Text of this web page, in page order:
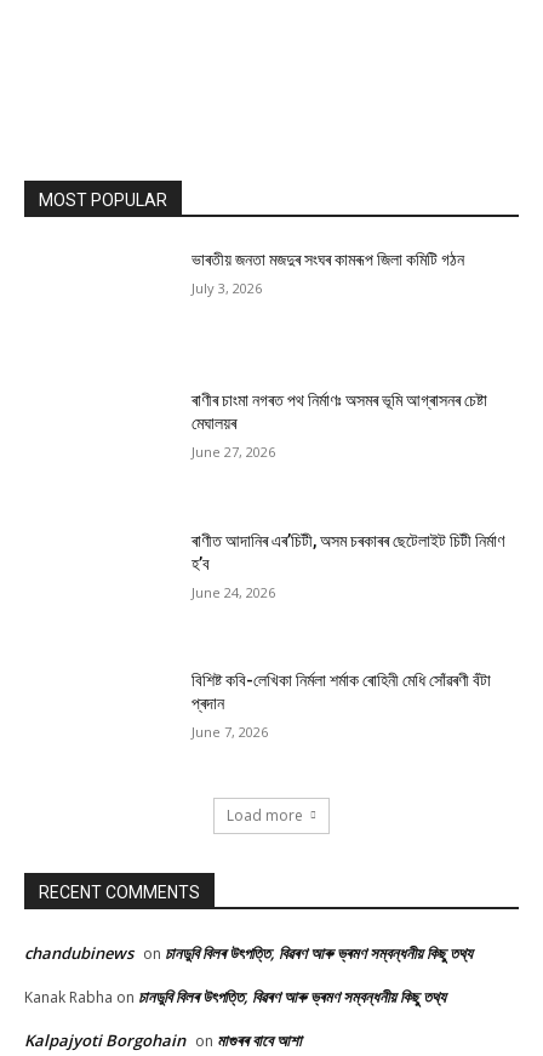
MOST POPULAR
ভাৰতীয় জনতা মজদুৰ সংঘৰ কামৰূপ জিলা কমিটি গঠন
July 3, 2026
ৰাণীৰ চাংমা নগৰত পথ নিৰ্মাণঃ অসমৰ ভূমি আগ্ৰাসনৰ চেষ্টা
মেঘালয়ৰ
June 27, 2026
ৰাণীত আদানিৰ এৰ’চিটী, অসম চৰকাৰৰ ছেটেলাইট চিটী নিৰ্মাণ
হ’ব
June 24, 2026
বিশিষ্ট কবি-লেখিকা নিৰ্মলা শৰ্মাক ৰোহিনী মেধি সোঁৱৰণী বঁটা
প্ৰদান
June 7, 2026
Load more
RECENT COMMENTS
chandubinews on চানডুবি বিলৰ উৎপত্তি, বিৱৰণ আৰু ভ্ৰমণ সম্বন্ধনীয় কিছু তথ্য
Kanak Rabha on চানডুবি বিলৰ উৎপত্তি, বিৱৰণ আৰু ভ্ৰমণ সম্বন্ধনীয় কিছু তথ্য
Kalpajyoti Borgohain on মাগুৰৰ বাবে আশা